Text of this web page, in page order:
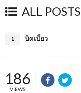
ALL POSTS
1 บิดเบี้ยว
186
VIEWS